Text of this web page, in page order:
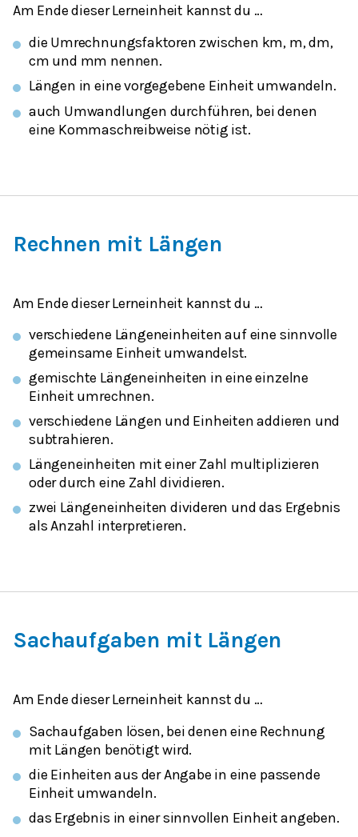
Am Ende dieser Lerneinheit kannst du …
die Umrechnungsfaktoren zwischen km, m, dm,
cm und mm nennen.
Längen in eine vorgegebene Einheit umwandeln.
auch Umwandlungen durchführen, bei denen
eine Kommaschreibweise nötig ist.
Rechnen mit Längen
Am Ende dieser Lerneinheit kannst du …
verschiedene Längeneinheiten auf eine sinnvolle
gemeinsame Einheit umwandelst.
gemischte Längeneinheiten in eine einzelne
Einheit umrechnen.
verschiedene Längen und Einheiten addieren und
subtrahieren.
Längeneinheiten mit einer Zahl multiplizieren
oder durch eine Zahl dividieren.
zwei Längeneinheiten divideren und das Ergebnis
als Anzahl interpretieren.
Sachaufgaben mit Längen
Am Ende dieser Lerneinheit kannst du …
Sachaufgaben lösen, bei denen eine Rechnung
mit Längen benötigt wird.
die Einheiten aus der Angabe in eine passende
Einheit umwandeln.
das Ergebnis in einer sinnvollen Einheit angeben.